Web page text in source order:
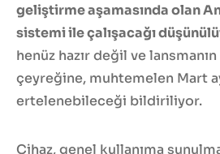
geliştirme aşamasında olan
sistemi ile çalışacağı
henüz hazır değil ve
çeyreğine, muhtemelen Mart
ertelenebileceği bildiriliyor.
Cihaz, genel kullanıma